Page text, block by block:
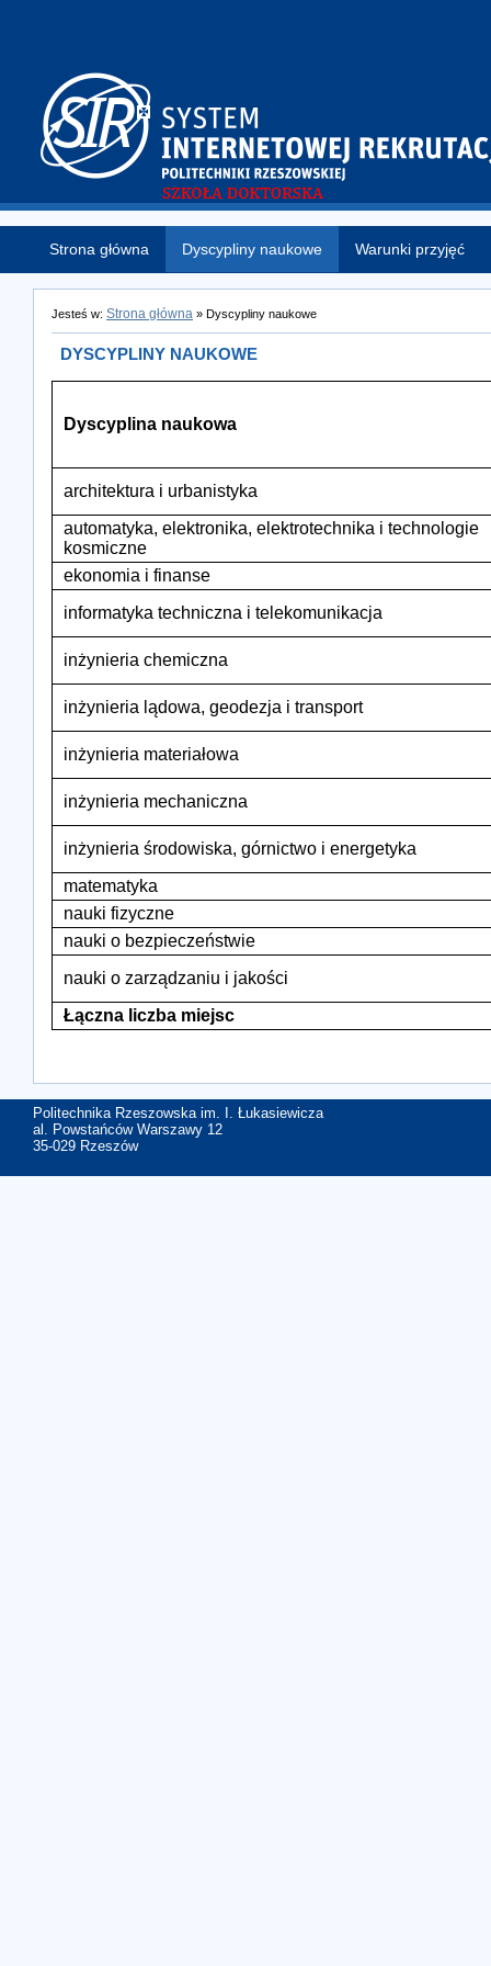
Strona główna Dyscypliny naukowe Warunki przyjęć
Jesteś w: Strona główna » Dyscypliny naukowe
DYSCYPLINY NAUKOWE
Dyscyplina naukowa
architektura i urbanistyka
automatyka, elektronika, elektrotechnika i technologie
kosmiczne
ekonomia i finanse
informatyka techniczna i telekomunikacja
inżynieria chemiczna
inżynieria lądowa, geodezja i transport
inżynieria materiałowa
inżynieria mechaniczna
inżynieria środowiska, górnictwo i energetyka
matematyka
nauki fizyczne
nauki o bezpieczeństwie
nauki o zarządzaniu i jakości
Łączna liczba miejsc
Politechnika Rzeszowska im. I. Łukasiewicza
al. Powstańców Warszawy 12
35-029 Rzeszów